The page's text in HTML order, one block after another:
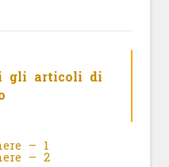
gli articoli di
– 1
– 2